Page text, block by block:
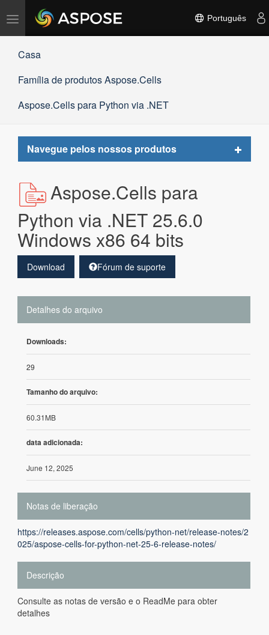
Alternar
navegação
Português
Casa
Família de produtos Aspose.Cells
Aspose.Cells para Python via .NET
Navegue pelos nossos produtos
Toggle
Aspose.Cells para
Python via .NET 25.6.0
Windows x86 64 bits
Download Fórum de suporte
Detalhes do arquivo
Downloads:
29
Tamanho do arquivo:
60.31MB
data adicionada:
June 12, 2025
Notas de liberação
https://releases.aspose.com/cells/python-net/release-notes/2
025/aspose-cells-for-python-net-25-6-release-notes/
Descrição
Consulte as notas de versão e o ReadMe para obter
detalhes